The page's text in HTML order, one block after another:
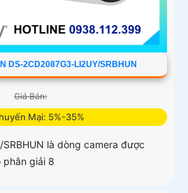
DS-2CD2087G3-LI2UY/SRBHUN
Giá Bán:
Mại: 5%-35%
là dòng camera được
giải 8